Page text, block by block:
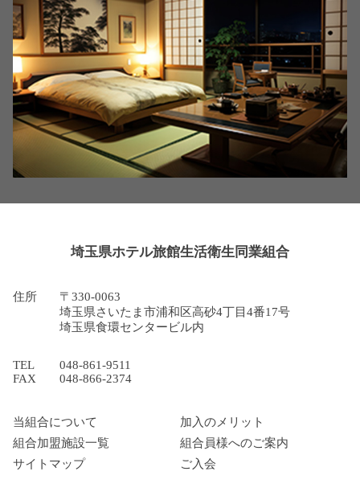
埼玉県ホテル旅館生活衛生同業組合
住所
〒330-0063
埼玉県さいたま市浦和区高砂4丁目4番17号
埼玉県食環センタービル内
TEL
048-861-9511
FAX
048-866-2374
当組合について
加入のメリット
組合加盟施設一覧
組合員様へのご案内
サイトマップ
ご入会